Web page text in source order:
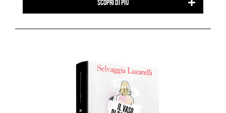
Scopri di più